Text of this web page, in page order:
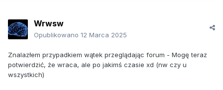
Wrwsw
Opublikowano 12 Marca 2025
Znalazłem przypadkiem wątek przeglądając forum - Mogę teraz
potwierdzić, że wraca, ale po jakimś czasie xd (nw czy u
wszystkich)